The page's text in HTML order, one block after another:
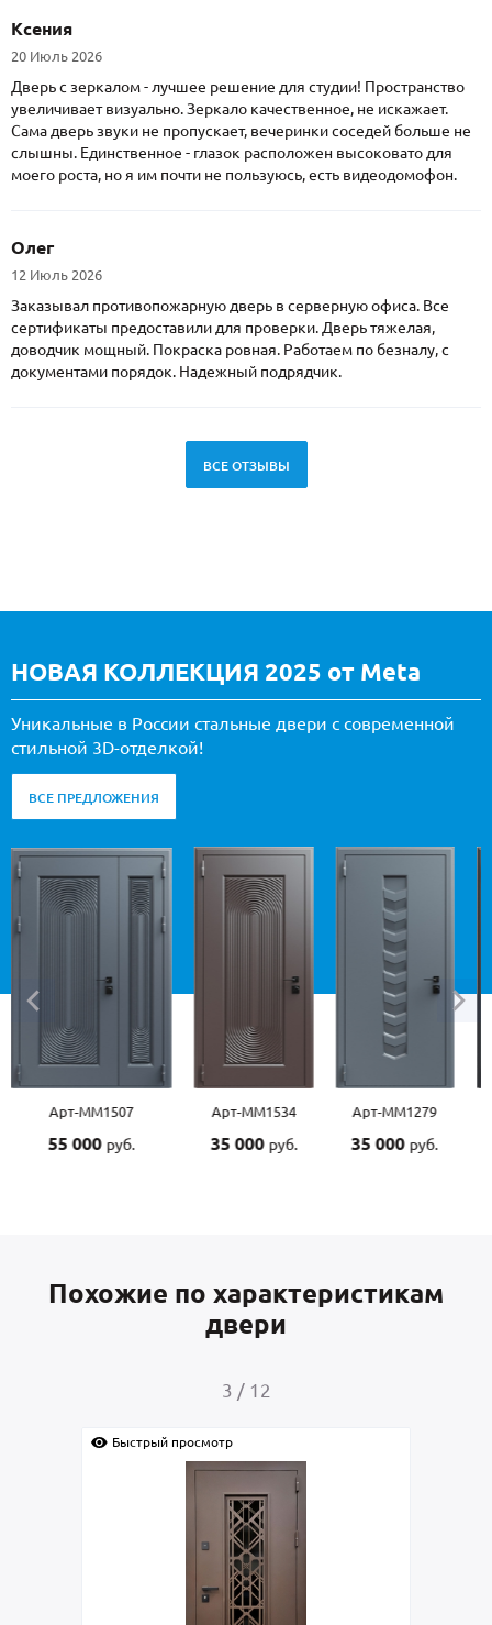
Ксения
20 Июль 2026
Дверь с зеркалом - лучшее решение для студии! Пространство
увеличивает визуально. Зеркало качественное, не искажает.
Сама дверь звуки не пропускает, вечеринки соседей больше не
слышны. Единственное - глазок расположен высоковато для
моего роста, но я им почти не пользуюсь, есть видеодомофон.
Олег
12 Июль 2026
Заказывал противопожарную дверь в серверную офиса. Все
сертификаты предоставили для проверки. Дверь тяжелая,
доводчик мощный. Покраска ровная. Работаем по безналу, с
документами порядок. Надежный подрядчик.
ВСЕ ОТЗЫВЫ
НОВАЯ КОЛЛЕКЦИЯ 2025 от Meta
Уникальные в России стальные двери с современной
стильной 3D-отделкой!
ВСЕ ПРЕДЛОЖЕНИЯ
Арт-ММ1507
55 000 руб.
Арт-ММ1534
35 000 руб.
Арт-ММ1279
35 000 руб.
Похожие по характеристикам
двери
3 / 12
Быстрый просмотр